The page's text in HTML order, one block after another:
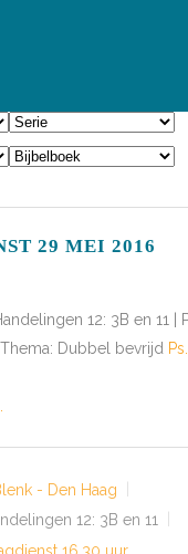
29 MEI 2016
12: 3B en 11 |
Dubbel bevrijd
- Den Haag
12: 3B en 11